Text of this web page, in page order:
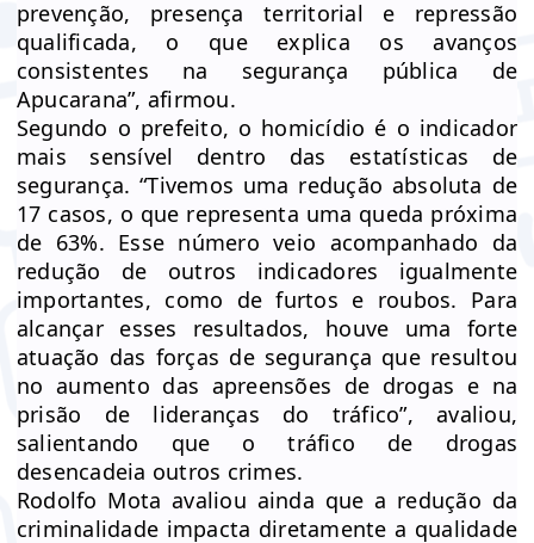
prevenção, presença territorial e repressão
qualificada, o que explica os avanços
consistentes na segurança pública de
Apucarana”, afirmou.
Segundo o prefeito, o homicídio é o indicador
mais sensível dentro das estatísticas de
segurança. “Tivemos uma redução absoluta de
17 casos, o que representa uma queda próxima
de 63%. Esse número veio acompanhado da
redução de outros indicadores igualmente
importantes, como de furtos e roubos. Para
alcançar esses resultados, houve uma forte
atuação das forças de segurança que resultou
no aumento das apreensões de drogas e na
prisão de lideranças do tráfico”, avaliou,
salientando que o tráfico de drogas
desencadeia outros crimes.
Rodolfo Mota avaliou ainda que a redução da
criminalidade impacta diretamente a qualidade